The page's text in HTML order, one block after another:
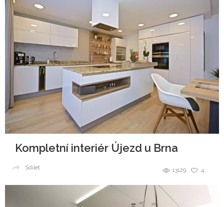
Kompletní interiér Újezd u Brna
4
13129
Sdílet